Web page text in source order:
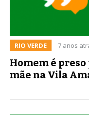
RIO VERDE 7 anos
Homem é preso
mãe na Vila